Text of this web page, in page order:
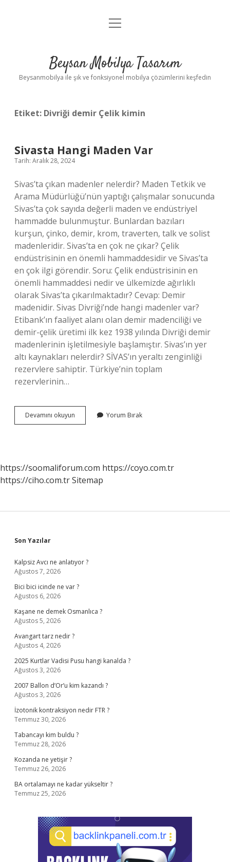
Anasayfa
Yasal Uyarı
menüyü
Beysan Mobilya Tasarım
Beysanmobilya ile şık ve fonksiyonel mobilya çözümlerini keşfedin
Etiket: Divriği demir Çelik kimin
Sivasta Hangi Maden Var
Tarih: Aralık 28, 2024
Sivas’ta çıkan madenler nelerdir? Maden Tetkik ve
Arama Müdürlüğü’nün yaptığı çalışmalar sonucunda
Sivas’ta çok sayıda değerli maden ve endüstriyel
hammadde bulunmuştur. Bunlardan bazıları
kurşun, çinko, demir, krom, traverten, talk ve solist
madenleridir. Sivas’ta en çok ne çıkar? Çelik
endüstrisinin en önemli hammaddesidir ve Sivas’ta
en çok ilgi görendir. Soru: Çelik endüstrisinin en
önemli hammaddesi nedir ve ülkemizde ağırlıklı
olarak Sivas’ta çıkarılmaktadır? Cevap: Demir
madenidir. Sivas Divriği’nde hangi madenler var?
Etibank’ın faaliyet alanı olan demir madenciliği ve
demir-çelik üretimi ilk kez 1938 yılında Divriği demir
madenlerinin işletilmesiyle başlamıştır. Sivas’ın yer
altı kaynakları nelerdir? SİVAS’ın yeraltı zenginliği
rezervlere sahiptir. Türkiye’nin toplam
rezervlerinin…
Devamını okuyun
Hangi
Yorum Bırak
https://soomaliforum.com https://coyo.com.tr
https://ciho.com.trSitemap
Sidebar
Son Yazılar
Kalpsiz Avcı ne anlatıyor ?
Ağustos 7, 2026
Bici bici icinde ne var ?
Ağustos 6, 2026
Kaşane ne demek Osmanlıca ?
Ağustos 5, 2026
Avangart tarz nedir ?
Ağustos 4, 2026
2025 Kurtlar Vadisi Pusu hangi kanalda ?
Ağustos 3, 2026
2007 Ballon d’Or’u kim kazandı ?
Ağustos 3, 2026
İzotonik kontraksiyon nedir FTR ?
Temmuz 30, 2026
Tabancayı kim buldu ?
Temmuz 28, 2026
Kozanda ne yetişir ?
Temmuz 26, 2026
BA ortalamayı ne kadar yükseltir ?
Temmuz 25, 2026